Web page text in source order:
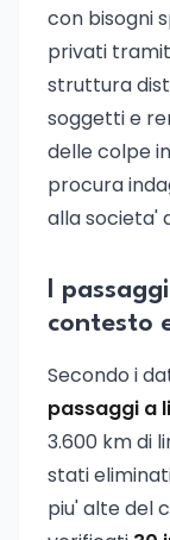
con bisogni
privati
struttura
soggetti e
delle colpe
procura
alla societa'
I
contesto
Secondo i
passaggi a
3.600 km di
stati
piu' alte del